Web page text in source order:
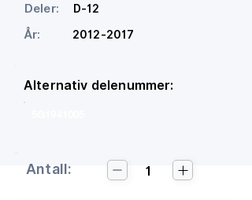
Deler: D-12
År: 2012-2017
Alternativ delenummer:
Antall: 1